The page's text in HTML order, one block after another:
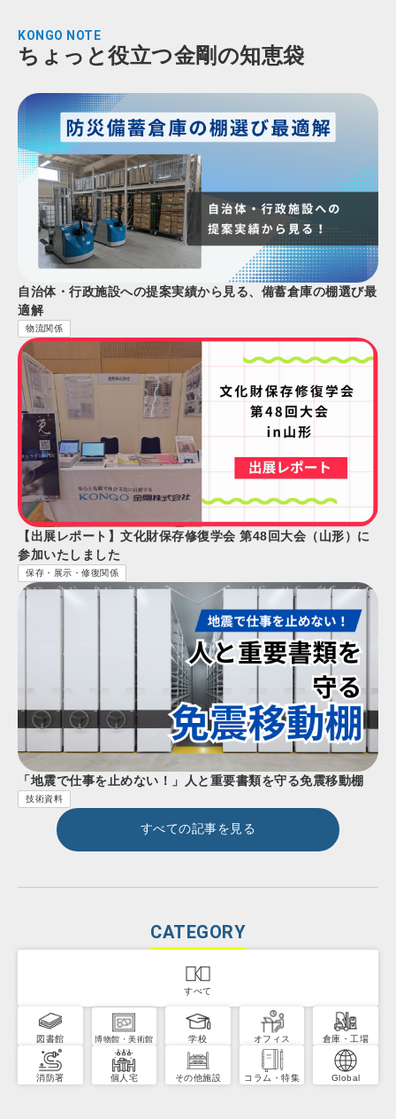
KONGO NOTE
ちょっと役立つ金剛の知恵袋
自治体・行政施設への提案実績から見る、備蓄倉庫の棚選び最
適解
物流関係
【出展レポート】文化財保存修復学会 第48回大会（山形）に
参加いたしました
保存・展示・修復関係
「地震で仕事を止めない！」人と重要書類を守る免震移動棚
技術資料
すべての記事を見る
CATEGORY
すべて
図書館 博物館・美術館 学校 オフィス 倉庫・工場
消防署 個人宅 その他施設 コラム・特集 Global